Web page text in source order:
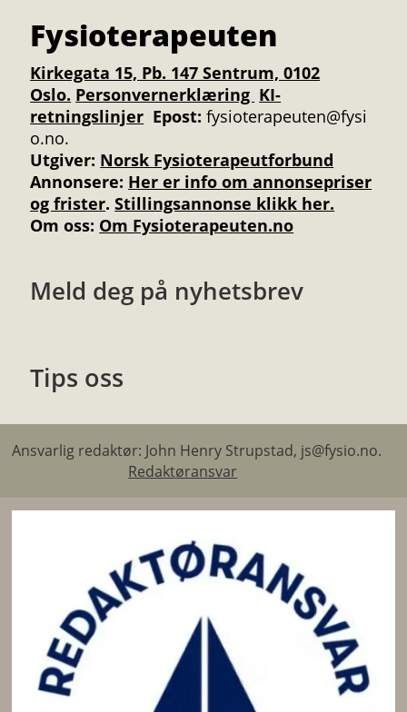
Fysioterapeuten
Kirkegata 15, Pb. 147 Sentrum, 0102
Oslo. Personvernerklæring KI-
retningslinjer Epost: fysioterapeuten@fysi
o.no.
Utgiver: Norsk Fysioterapeutforbund
Annonsere: Her er info om annonsepriser
og frister.Stillingsannonse klikk her.
Om oss: Om Fysioterapeuten.no
Meld deg på nyhetsbrev
Tips oss
Ansvarlig redaktør: John Henry Strupstad, js@fysio.no.
Redaktøransvar